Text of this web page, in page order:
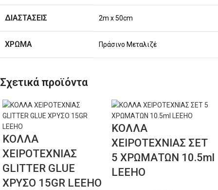
ΔΙΑΣΤΆΣΕΙΣ 2m x 50cm
ΧΡΏΜΑ Πράσινο Μεταλιζέ
Σχετικά προϊόντα
ΚΟΛΛΑ
ΧΕΙΡΟΤΕΧΝΙΑΣ
GLITTER GLUE
ΧΡΥΣΟ 15GR LEEHO
ΚΟΛΛΑ
ΧΕΙΡΟΤΕΧΝΙΑΣ ΣΕΤ
5 ΧΡΩΜΑΤΩΝ 10.5ml
LEEHO